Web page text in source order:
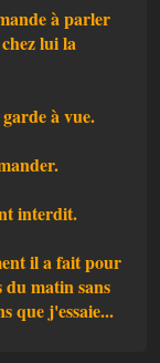
à parler
lui la
à vue.
interdit.
il a fait pour
matin sans
que j'essaie...